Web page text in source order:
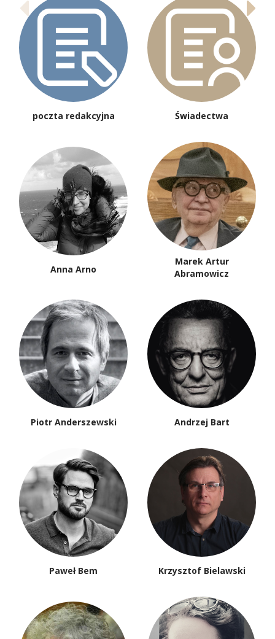
poczta redakcyjna Świadectwa
Anna Arno
Marek Artur
Abramowicz
Piotr Anderszewski Andrzej Bart
Paweł Bem Krzysztof Bielawski